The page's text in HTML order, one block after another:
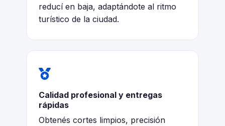
reducí en baja, adaptándote al ritmo
turístico de la ciudad.
Calidad profesional y entregas
rápidas
Obtenés cortes limpios, precisión